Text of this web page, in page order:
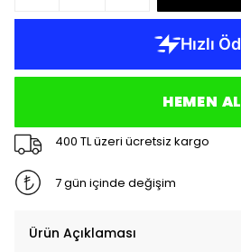
HEMEN AL
400 TL üzeri ücretsiz kargo
7 gün içinde değişim
Ürün Açıklaması